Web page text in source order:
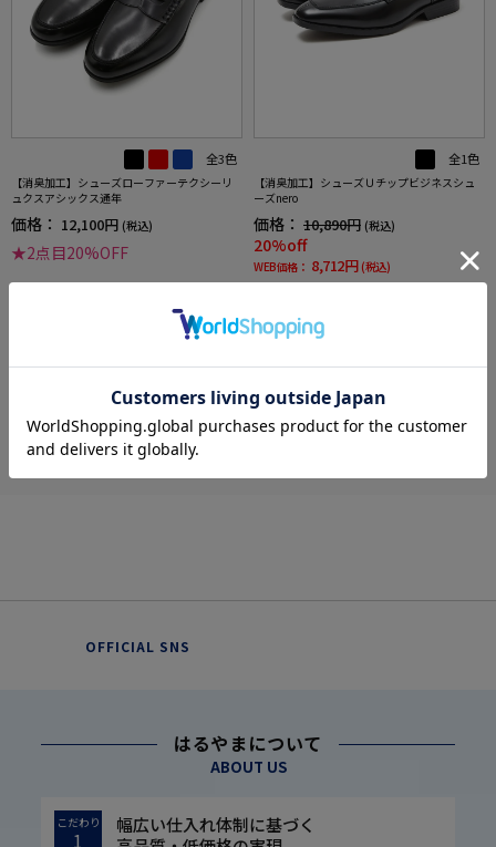
全3色
【消臭加工】シューズローファーテクシーリ
ュクスアシックス通年
価格： 12,100円 (税込)
★2点目20%OFF
全1色
【消臭加工】シューズＵチップビジネスシュ
ーズnero
価格： 10,890円 (税込)
20%off
WEB価格： 8,712円 (税込)
more
OFFICIAL SNS
はるやまについて
ABOUT US
こだわり
1
幅広い仕入れ体制に基づく